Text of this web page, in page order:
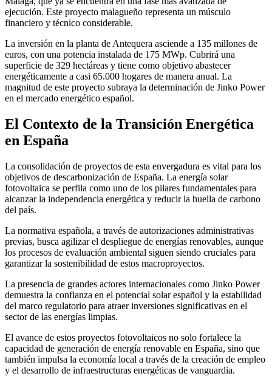
ejecución. Este proyecto malagueño representa un músculo
financiero y técnico considerable.
La inversión en la planta de Antequera asciende a 135 millones de
euros, con una potencia instalada de 175 MWp. Cubrirá una
superficie de 329 hectáreas y tiene como objetivo abastecer
energéticamente a casi 65.000 hogares de manera anual. La
magnitud de este proyecto subraya la determinación de Jinko Power
en el mercado energético español.
El Contexto de la Transición Energética
en España
La consolidación de proyectos de esta envergadura es vital para los
objetivos de descarbonización de España. La energía solar
fotovoltaica se perfila como uno de los pilares fundamentales para
alcanzar la independencia energética y reducir la huella de carbono
del país.
La normativa española, a través de autorizaciones administrativas
previas, busca agilizar el despliegue de energías renovables, aunque
los procesos de evaluación ambiental siguen siendo cruciales para
garantizar la sostenibilidad de estos macroproyectos.
La presencia de grandes actores internacionales como Jinko Power
demuestra la confianza en el potencial solar español y la estabilidad
del marco regulatorio para atraer inversiones significativas en el
sector de las energías limpias.
El avance de estos proyectos fotovoltaicos no solo fortalece la
capacidad de generación de energía renovable en España, sino que
también impulsa la economía local a través de la creación de empleo
y el desarrollo de infraestructuras energéticas de vanguardia.